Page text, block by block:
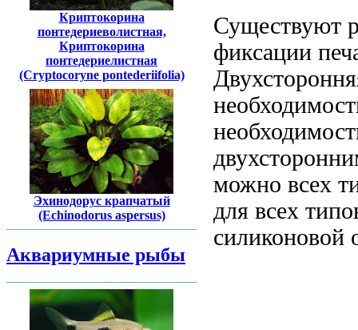
Криптокорина
понтедериеволистная,
Криптокорина
понтедериелистная
(Cryptocoryne pontederiifolia)
Эхинодорус крапчатый
(Echinodorus aspersus)
Аквариумные рыбы
Существуют
фиксации
можно всех
для всех
силиконовой